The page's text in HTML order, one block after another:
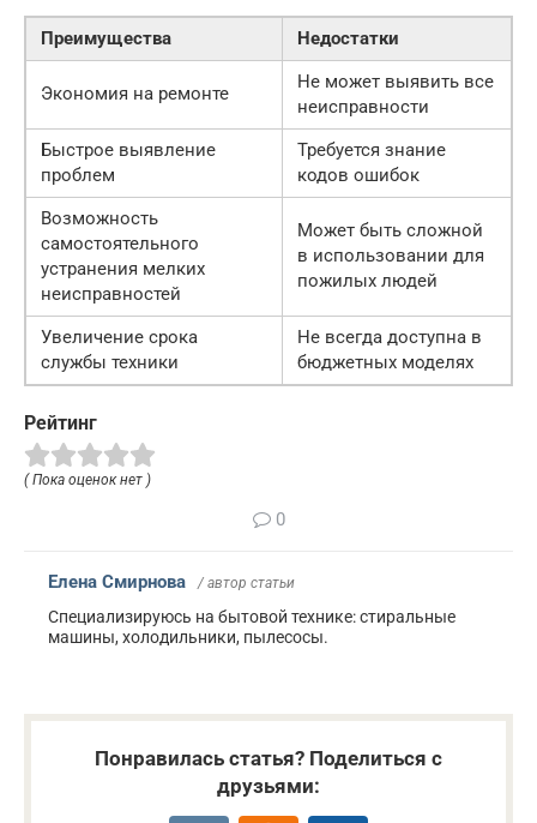
Преимущества Недостатки
Экономия на ремонте
Не может выявить все
неисправности
Быстрое выявление
проблем
Требуется знание
кодов ошибок
Возможность
самостоятельного
устранения мелких
неисправностей
Может быть сложной
в использовании для
пожилых людей
Увеличение срока
службы техники
Не всегда доступна в
бюджетных моделях
Рейтинг
( Пока оценок нет )
0
Елена Смирнова / автор статьи
Специализируюсь на бытовой технике: стиральные
машины, холодильники, пылесосы.
Понравилась статья? Поделиться с
друзьями: